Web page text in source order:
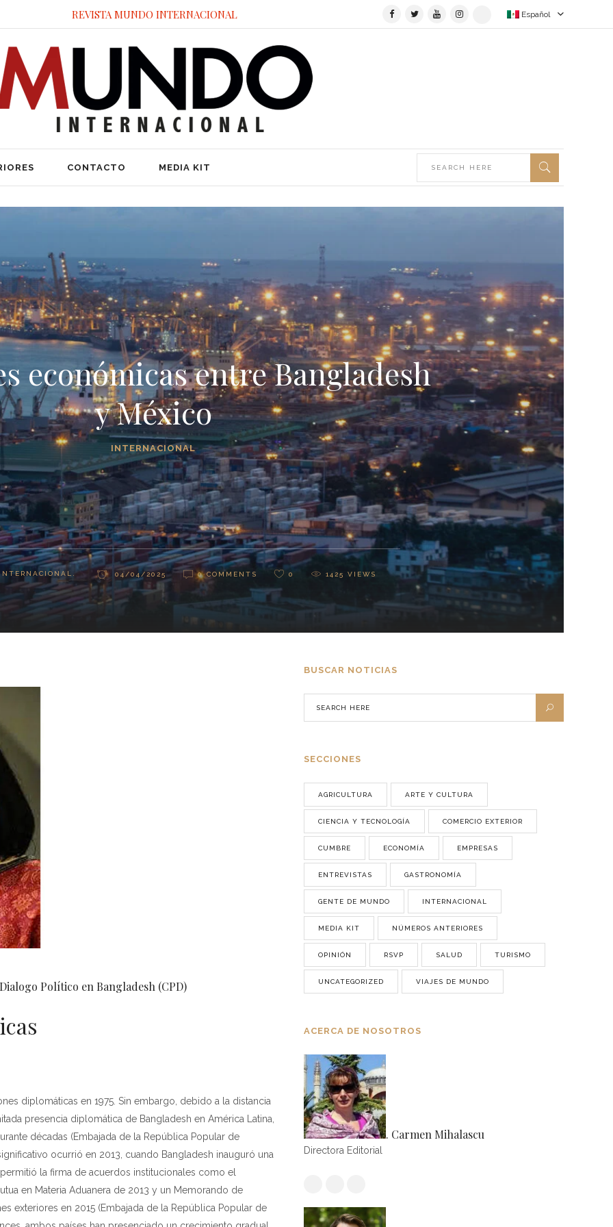
REVISTA MUNDO INTERNACIONAL Español
CONTACTO MEDIA KIT
económicas entre Bangladesh
y México
INTERNACIONAL
04/04/2025 0 COMMENTS 0 1425 VIEWS
Político en Bangladesh (CPD)
diplomáticas en 1975. Sin embargo, debido a la distancia
presencia diplomática de Bangladesh en América Latina,
décadas (Embajada de la República Popular de
ocurrió en 2013, cuando Bangladesh inauguró una
la firma de acuerdos institucionales como el
en Materia Aduanera de 2013 y un Memorando de
exteriores en 2015 (Embajada de la República Popular de
BUSCAR NOTICIAS
SECCIONES
AGRICULTURA ARTE Y CULTURA
CIENCIA Y TECNOLOGÍA COMERCIO EXTERIOR
CUMBRE ECONOMÍA EMPRESAS
ENTREVISTAS GASTRONOMÍA
GENTE DE MUNDO INTERNACIONAL
MEDIA KIT NÚMEROS ANTERIORES
OPINIÓN RSVP SALUD TURISMO
UNCATEGORIZED VIAJES DE MUNDO
ACERCA DE NOSOTROS
. Carmen Mihalascu
Directora Editorial